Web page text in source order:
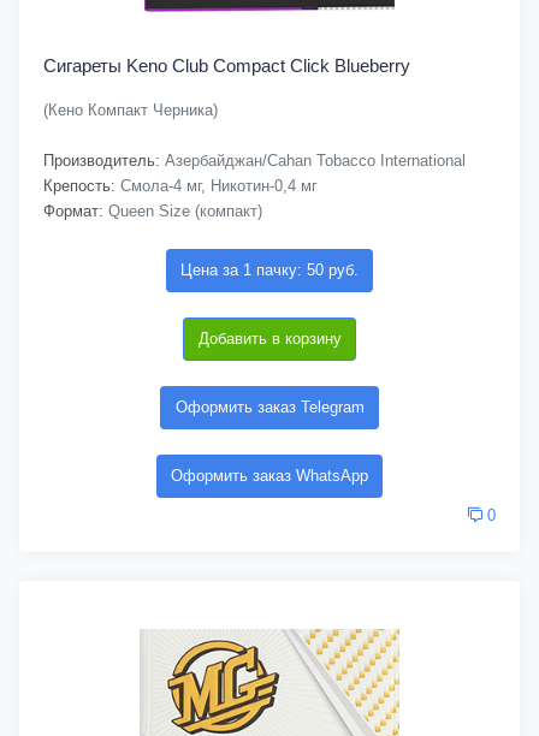
Сигареты Keno Club Compact Click Blueberry
(Кено Компакт Черника)
Производитель: Азербайджан/Cahan Tobacco International
Крепость: Смола-4 мг, Никотин-0,4 мг
Формат: Queen Size (компакт)
Цена за 1 пачку: 50 руб.
Добавить в корзину
Оформить заказ Telegram
Оформить заказ WhatsApp
0